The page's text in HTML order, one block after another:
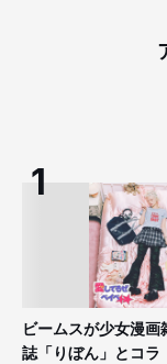
ビームスが少女漫画
誌「りぼん」とコラ